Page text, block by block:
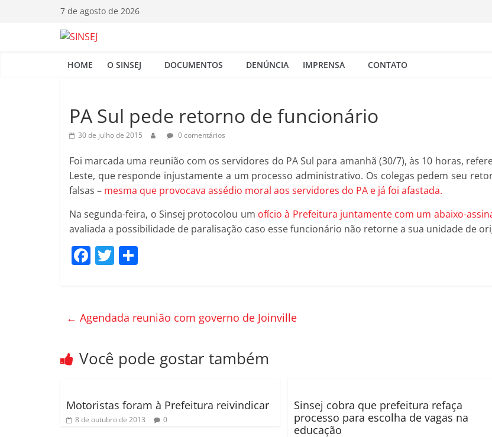
7 de agosto de 2026
S
N
S
E
HOME O SINSEJ DOCUMENTOS DENÚNCIA IMPRENSA CONTATO
PA Sul pede retorno de funcionário
30 de julho de 2015 0 comentários
Foi marcada uma reunião com os servidores do PA Sul para amanhã (30/7), às 10 horas,
Leste, que responde injustamente a um processo administrativo. Os colegas pedem seu
falsas – mesma que provocava assédio moral aos servidores do PA e já foi afastada.
Na segunda-feira, o Sinsej protocolou um ofício à Prefeitura juntamente com um abaixo-
avaliada a possibilidade de paralisação caso esse funcionário não retorne a sua unidade de
F
e
b
o
o
T
er p
til
h
← Agendada reunião com governo de Joinville
Você pode gostar também
Motoristas foram à Prefeitura reivindicar
8 de outubro de 2013 0
Sinsej cobra que prefeitura refaça
processo para escolha de vagas na
educação